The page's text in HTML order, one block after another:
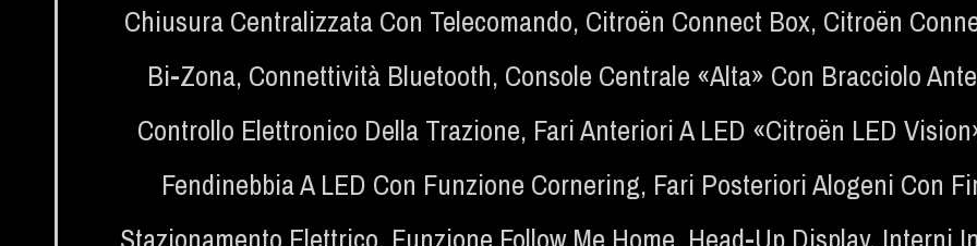
Chiusura Centralizzata Con Telecomando, Citroën Connect Box, Citroën
Bi-Zona, Connettività Bluetooth, Console Centrale «alta» Con Bracciolo
Controllo Elettronico Della Trazione, Fari Anteriori A LED «Citroën LED
Fendinebbia A LED Con Funzione Cornering, Fari Posteriori Alogeni Con